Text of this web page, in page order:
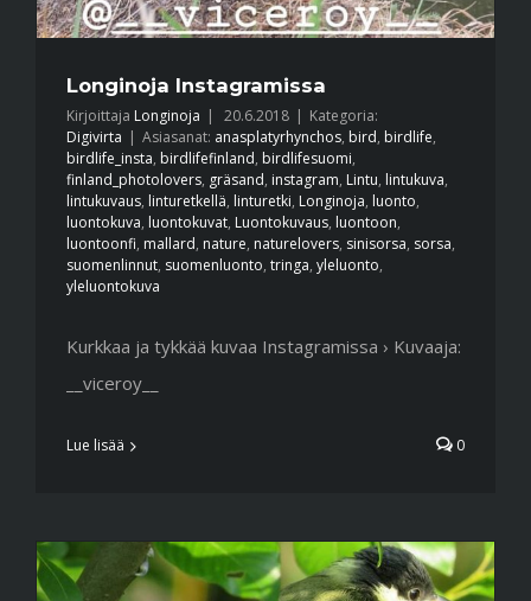
Longinoja Instagramissa
Kirjoittaja Longinoja 20.6.2018
Kategoria:
Digivirta
Asiasanat: anasplatyrhynchos, bird, birdlife,
birdlife_insta, birdlifefinland, birdlifesuomi,
finland_photolovers, gräsand, instagram, Lintu, lintukuva,
lintukuvaus, linturetkellä, linturetki, Longinoja, luonto,
luontokuva, luontokuvat, Luontokuvaus, luontoon,
luontoonfi, mallard, nature, naturelovers, sinisorsa, sorsa,
suomenlinnut, suomenluonto, tringa, yleluonto,
yleluontokuva
Kurkkaa ja tykkää kuvaa Instagramissa › Kuvaaja:
__viceroy__
Lue lisää 0